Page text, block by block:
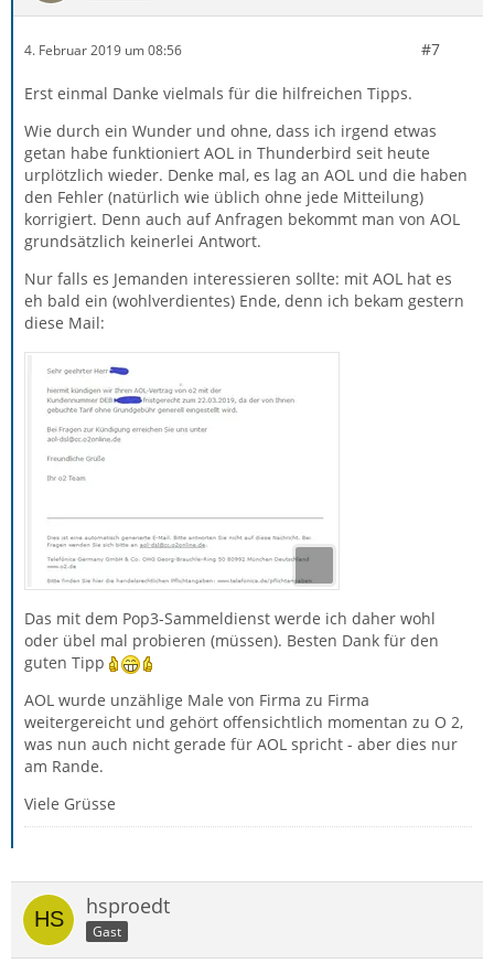
4. Februar 2019 um 08:56 #7
Erst einmal Danke vielmals für die hilfreichen Tipps.
Wie durch ein Wunder und ohne, dass ich irgend etwas
getan habe funktioniert AOL in Thunderbird seit heute
urplötzlich wieder. Denke mal, es lag an AOL und die haben
den Fehler (natürlich wie üblich ohne jede Mitteilung)
korrigiert. Denn auch auf Anfragen bekommt man von AOL
grundsätzlich keinerlei Antwort.
Nur falls es Jemanden interessieren sollte: mit AOL hat es
eh bald ein (wohlverdientes) Ende, denn ich bekam gestern
diese Mail:
Das mit dem Pop3-Sammeldienst werde ich daher wohl
oder übel mal probieren (müssen). Besten Dank für den
guten Tipp
AOL wurde unzählige Male von Firma zu Firma
weitergereicht und gehört offensichtlich momentan zu O 2,
was nun auch nicht gerade für AOL spricht - aber dies nur
am Rande.
Viele Grüsse
hsproedt
Gast